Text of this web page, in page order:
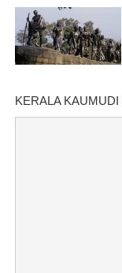
KERALA KAUMUDI